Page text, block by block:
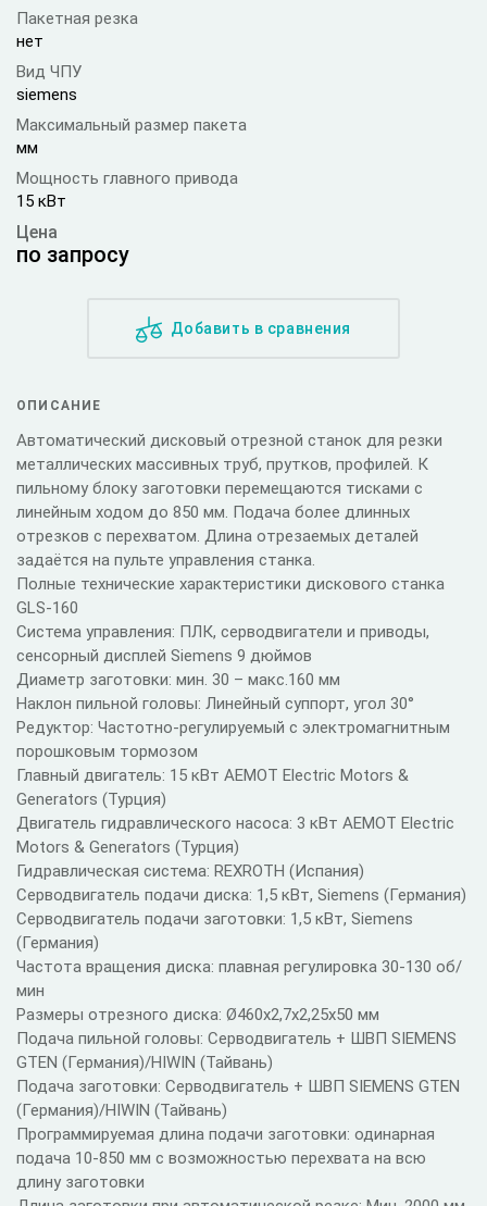
Пакетная резка
нет
Вид ЧПУ
siemens
Максимальный размер пакета
мм
Мощность главного привода
15 кВт
Цена
по запросу
Добавить в сравнения
ОПИСАНИЕ
Автоматический дисковый отрезной станок для резки
металлических массивных труб, прутков, профилей. К
пильному блоку заготовки перемещаются тисками с
линейным ходом до 850 мм. Подача более длинных
отрезков с перехватом. Длина отрезаемых деталей
задаётся на пульте управления станка.
Полные технические характеристики дискового станка
GLS-160
Система управления: ПЛК, серводвигатели и приводы,
сенсорный дисплей Siemens 9 дюймов
Диаметр заготовки: мин. 30 – макс.160 мм
Наклон пильной головы: Линейный суппорт, угол 30°
Редуктор: Частотно-регулируемый с электромагнитным
порошковым тормозом
Главный двигатель: 15 кВт AEMOT Electric Motors &
Generators (Турция)
Двигатель гидравлического насоса: 3 кВт AEMOT Electric
Motors & Generators (Турция)
Гидравлическая система: REXROTH (Испания)
Серводвигатель подачи диска: 1,5 кВт, Siemens (Германия)
Серводвигатель подачи заготовки: 1,5 кВт, Siemens
(Германия)
Частота вращения диска: плавная регулировка 30-130 об/
мин
Размеры отрезного диска: Ø460x2,7x2,25x50 мм
Подача пильной головы: Серводвигатель + ШВП SIEMENS
GTEN (Германия)/HIWIN (Тайвань)
Подача заготовки: Серводвигатель + ШВП SIEMENS GTEN
(Германия)/HIWIN (Тайвань)
Программируемая длина подачи заготовки: одинарная
подача 10-850 мм с возможностью перехвата на всю
длину заготовки